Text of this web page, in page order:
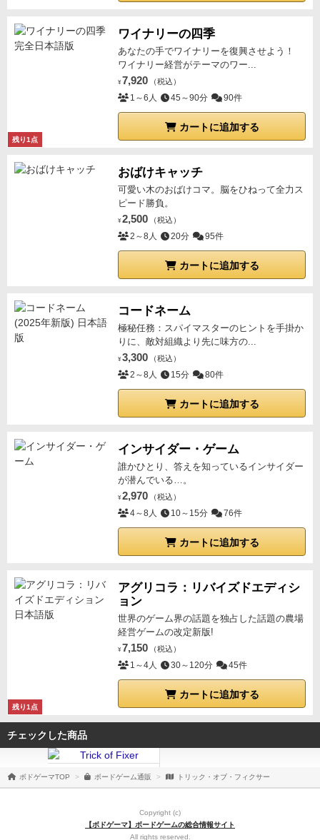
残り1点
ワイナリーの四季
あなたの手でワイナリーを復興させよう！
ワイナリー経営がテーマのワー...
¥ 7,920 （税込）
1～6人 45～90分 90件
カートに追加する
おばけキャッチ
可愛い木のおばけコマ。脳をひねって全力ス
ピード勝負。
¥ 2,500 （税込）
2～8人 20分 95件
カートに追加する
コードネーム
極秘任務：スパイマスターのヒントを手掛か
りに、敵対組織より先に味方の...
¥ 3,300 （税込）
2～8人 15分 80件
カートに追加する
インサイダー・ゲーム
誰かひとり、答えを知っているインサイダー
が潜んでいる…。
¥ 2,970 （税込）
4～8人 10～15分 76件
カートに追加する
残り1点
アグリコラ：リバイズドエディシ
ョン
世界のゲーム界の話題を独占した話題の農場
経営ゲームの改定新版!
¥ 7,150 （税込）
1～4人 30～120分 45件
カートに追加する
チェックした商品
ボドゲーマTOP ボードゲーム通販 トリック・オブ・フィクサー
Copyright (c)
【ボドゲーマ】ボードゲームの総合情報サイト
All rights reserved.